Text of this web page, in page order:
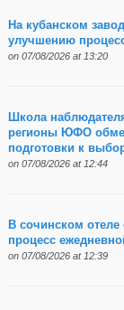
На кубанском
улучшению
on 07/08/2026 at 13:20
Школа
регионы ЮФО
подготовки к
on 07/08/2026 at 12:44
В сочинском
процесс
on 07/08/2026 at 12:39